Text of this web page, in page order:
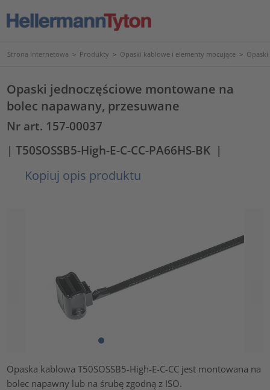
Strona internetowa > Produkty > Opaski kablowe i elementy mocujące >
Opaski jednoczęściowe montowane na
bolec napawany, przesuwane
Nr art. 157-00037
| T50SOSSB5-High-E-C-CC-PA66HS-BK |
Kopiuj opis produktu
Opaska kablowa T50SOSSB5-High-E-C-CC jest montowana na
bolec napawny lub na śrubę zgodną z ISO.